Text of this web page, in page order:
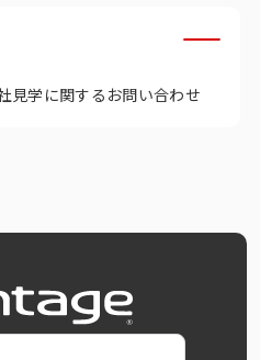
見学に関するお問い合わせ